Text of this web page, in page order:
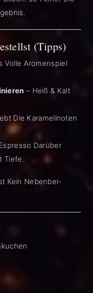
(Tipps)
Volle Aromenspiel
– Heiß & Kalt
Die Karamellnoten
Darüber
Tiefe.
Kein Nebenbei-